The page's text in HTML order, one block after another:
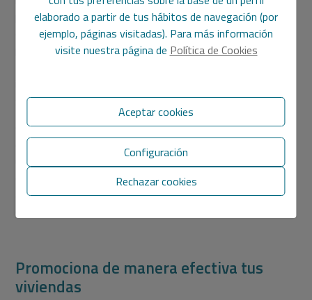
precios de alquiler, es importante realizar una investigación
exhaustiva del mercado para comprender las tarifas
promedio en la zona y ajustar en consecuencia. Si bien es
ganancias y mantener la competitividad.
Ofrecer tarifas competitivas puede aumentar la demanda
de tu propiedad, reducir el tiempo de vacancia y garantizar
un flujo de ingresos constante a largo plazo. Además,
considera ofrecer incentivos, como descuentos por pago
anticipado o servicios adicionales, para atraer a inquilinos y
Promociona de manera efectiva tus
viviendas
elaborado a partir de tus hábitos de navegación (por
ejemplo, páginas visitadas). Para más información
visite nuestra página de Política de Cookies
Aceptar cookies
Configuración
Rechazar cookies